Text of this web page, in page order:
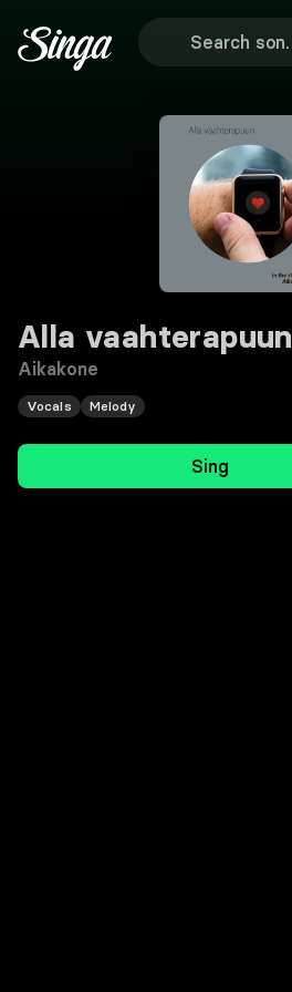
Alla vaahterapuun
Aikakone
Vocals Melody
Sing